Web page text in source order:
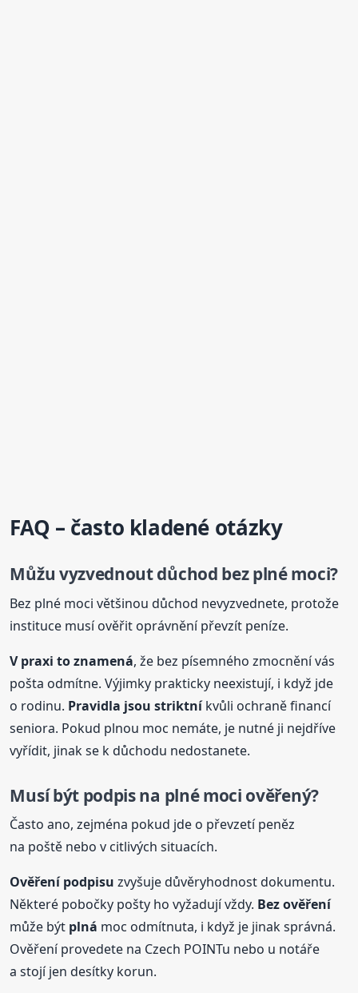
FAQ – často kladené otázky
Můžu vyzvednout důchod bez plné moci?
Bez plné moci většinou důchod nevyzvednete, protože
instituce musí ověřit oprávnění převzít peníze.
V praxi to znamená, že bez písemného zmocnění vás
pošta odmítne. Výjimky prakticky neexistují, i když jde
o rodinu. Pravidla jsou striktníkvůli ochraně financí
seniora. Pokud plnou moc nemáte, je nutné ji nejdříve
vyřídit, jinak se k důchodu nedostanete.
Musí být podpis na plné moci ověřený?
Často ano, zejména pokud jde o převzetí peněz
na poště nebo v citlivých situacích.
Ověření podpisu zvyšuje důvěryhodnost dokumentu.
Některé pobočky pošty ho vyžadují vždy. Bez ověření
může být plná moc odmítnuta, i když je jinak správná.
Ověření provedete na Czech POINTu nebo u notáře
a stojí jen desítky korun.